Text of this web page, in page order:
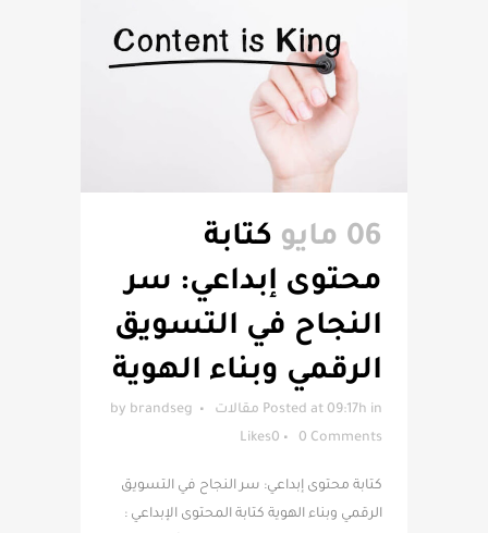
06 مايو
كتابة
محتوى إبداعي: سر
النجاح في التسويق
الرقمي وبناء الهوية
Posted at 09:17h in مقالات by brandseg
0 Comments
0
Likes
كتابة محتوى إبداعي: سر النجاح في التسويق
الرقمي وبناء الهوية كتابة المحتوى الإبداعي :